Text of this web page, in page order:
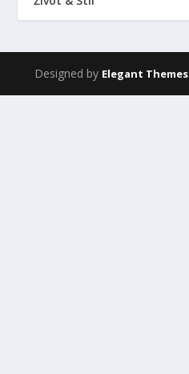
Designed by Elegant Themes